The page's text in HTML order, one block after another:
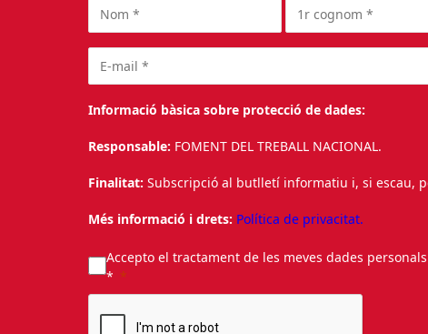
Informació bàsica sobre protecció de dades:
Responsable: FOMENT DEL TREBALL NACIONAL.
Finalitat: Subscripció al butlletí informatiu i, si escau,
Més informació i drets: Política de privacitat.
Accepto el tractament de les meves dades
*